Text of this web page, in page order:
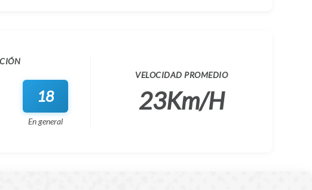
18
En general
VELOCIDAD PROMEDIO
23Km/H